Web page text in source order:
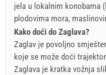
jela u lokalnim konobama
plodovima mora,
Kako doći do Zaglava?
Zaglav je povoljno
koje se može doći
Zaglava je kratka vožnja